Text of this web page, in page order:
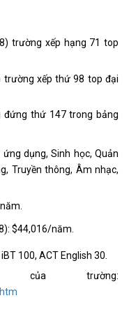
trường xếp hạng 71 top
trường xếp thứ 98 top đại
đứng thứ 147 trong bảng
dụng, Sinh học, Quản
Truyền thông, Âm nhạc,
$44,016/năm.
100, ACT English 30.
của trường: